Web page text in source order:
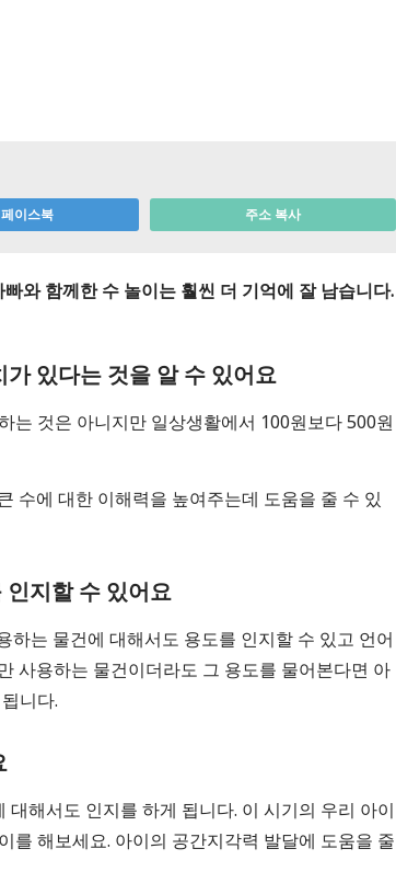
페이스북 주소 복사
와 함께한 수 놀이는 훨씬 더 기억에 잘 남습니다.
있다는 것을 알 수 있어요
는 것은 아니지만 일상생활에서 100원보다 500원
수에 대한 이해력을 높여주는데 도움을 줄 수 있
지할 수 있어요
는 물건에 대해서도 용도를 인지할 수 있고 언어
사용하는 물건이더라도 그 용도를 물어본다면 아
니다.
해서도 인지를 하게 됩니다. 이 시기의 우리 아이
를 해보세요. 아이의 공간지각력 발달에 도움을 줄